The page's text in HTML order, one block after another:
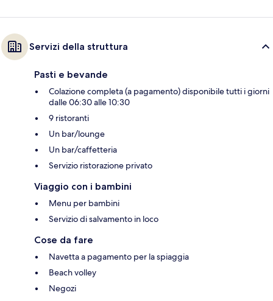
Servizi della struttura
Pasti e bevande
Colazione completa (a pagamento) disponibile tutti i giorni
dalle 06:30 alle 10:30
9 ristoranti
Un bar/lounge
Un bar/caffetteria
Servizio ristorazione privato
Viaggio con i bambini
Menu per bambini
Servizio di salvamento in loco
Cose da fare
Navetta a pagamento per la spiaggia
Beach volley
Negozi